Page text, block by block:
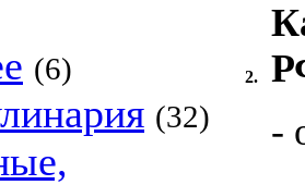
(6)
(32)
2.
-